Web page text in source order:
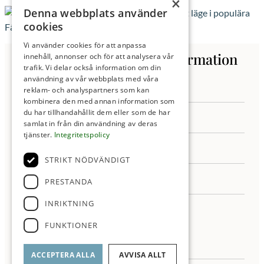
Kontakta oss för mer information
Denna webbplats använder
cookies
Vi använder cookies för att anpassa
innehåll, annonser och för att analysera vår
trafik. Vi delar också information om din
användning av vår webbplats med våra
reklam- och analyspartners som kan
kombinera den med annan information som
du har tillhandahållit dem eller som de har
samlat in från din användning av deras
tjänster. Integritetspolicy
STRIKT NÖDVÄNDIGT
PRESTANDA
INRIKTNING
FUNKTIONER
ACCEPTERA ALLA AVVISA ALLT